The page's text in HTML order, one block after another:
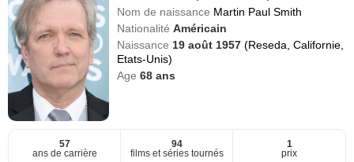
Nom de naissance Martin Paul Smith
NationalitéAméricain
Naissance 19 août 1957(Reseda, Californie,
Etats-Unis)
Age68 ans
57
ans de carrière
94
films et séries tournés
1
prix